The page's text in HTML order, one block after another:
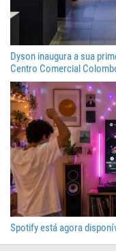
Dyson inaugura a sua
Centro Comercial
Spotify está agora